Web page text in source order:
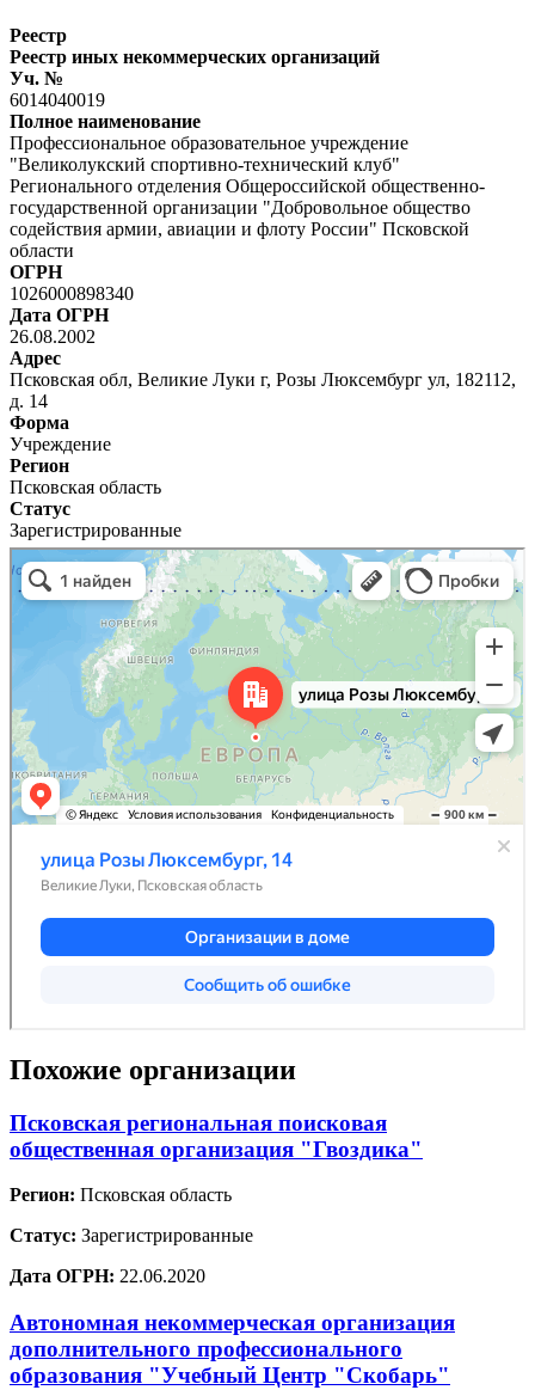
Реестр
Реестр иных некоммерческих организаций
Уч. №
6014040019
Полное наименование
Профессиональное образовательное учреждение
"Великолукский спортивно-технический клуб"
Регионального отделения Общероссийской общественно-
государственной организации "Добровольное общество
содействия армии, авиации и флоту России" Псковской
области
ОГРН
1026000898340
Дата ОГРН
26.08.2002
Адрес
Псковская обл, Великие Луки г, Розы Люксембург ул, 182112,
д. 14
Форма
Учреждение
Регион
Псковская область
Статус
Зарегистрированные
Похожие организации
Псковская региональная поисковая
общественная организация "Гвоздика"
Регион: Псковская область
Статус: Зарегистрированные
Дата ОГРН: 22.06.2020
Автономная некоммерческая организация
дополнительного профессионального
образования "Учебный Центр "Скобарь"